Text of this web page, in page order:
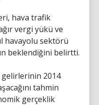
hava trafik
vergi yükü ve
havayolu sektörü
beklendiğini belirtti.
gelirlerinin 2014
tahmin
gerçeklik